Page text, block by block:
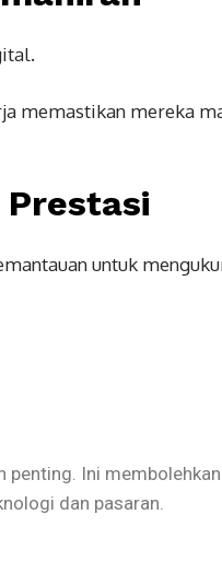
memastikan mereka
untuk
penting. Ini membolehkan
dan pasaran.